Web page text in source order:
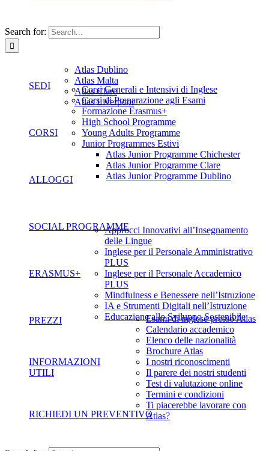
Search for:
SEDI
Atlas Dublino
Atlas Malta
Atlas Clare
Atlas Liverpool
CORSI
Corsi Generali e Intensivi di Inglese
Corsi di Preparazione agli Esami
Formazione Erasmus+
High School Programme
Young Adults Programme
Junior Programmes Estivi
Atlas Junior Programme Chichester
Atlas Junior Programme Clare
Atlas Junior Programme Dublino
ALLOGGI
SOCIAL PROGRAMME
ERASMUS+
Approcci Innovativi all’Insegnamento
delle Lingue
Inglese per il Personale Amministrativo
PLUS
Inglese per il Personale Accademico
PLUS
Mindfulness e Benessere nell’Istruzione
IA e Strumenti Digitali nell’Istruzione
Educazione allo Sviluppo Sostenibile
PREZZI
INFORMAZIONI
UTILI
Esami di inglese presso Atlas
Calendario accademico
Elenco delle nazionalità
Brochure Atlas
I nostri riconoscimenti
Il parere dei nostri studenti
Test di valutazione online
Termini e condizioni
Ti piacerebbe lavorare con
Atlas?
RICHIEDI UN PREVENTIVO